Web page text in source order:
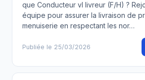
que Conducteur vl livreur (F/H) ?
équipe pour assurer la livraison de
menuiserie en respectant les nor…
Publiée le 25/03/2026